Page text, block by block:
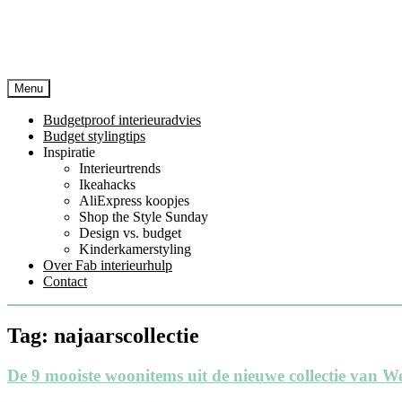
Menu
Budgetproof interieuradvies
Budget stylingtips
Inspiratie
Interieurtrends
Ikeahacks
AliExpress koopjes
Shop the Style Sunday
Design vs. budget
Kinderkamerstyling
Over Fab interieurhulp
Contact
Tag: najaarscollectie
De 9 mooiste woonitems uit de nieuwe collectie van